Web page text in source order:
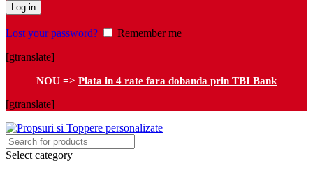
Log in
Lost your password?
Remember me
[gtranslate]
NOU => Plata in 4 rate fara dobanda prin TBI Bank
[gtranslate]
Select category